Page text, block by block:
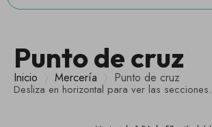
Punto de cruz
Inicio Mercería Punto de cruz
Desliza en horizontal para ver las secciones.